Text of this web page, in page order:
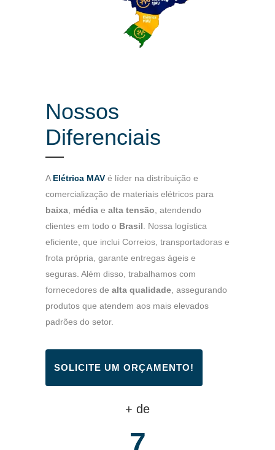
Nossos
Diferenciais
A Elétrica MAV é líder na distribuição e
comercialização de materiais elétricos para
baixa média e alta tensão , atendendo
clientes em todo o Brasil . Nossa logística
eficiente, que inclui Correios, transportadoras e
frota própria, garante entregas ágeis e
seguras. Além disso, trabalhamos com
fornecedores de alta qualidade , assegurando
produtos que atendem aos mais elevados
padrões do setor.
SOLICITE UM ORÇAMENTO!
+ de
7